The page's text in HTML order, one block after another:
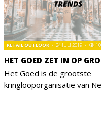
HET GOED ZET IN OP
RETAIL OUTLOOK 24 JULI 2019
Het Goed is de grootste
kringlooporganisatie van